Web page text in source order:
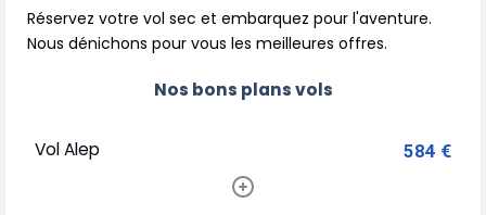
Réservez votre vol sec et embarquez pour l'aventure.
Nous dénichons pour vous les meilleures offres.
Nos bons plans vols
Vol Alep 584 €